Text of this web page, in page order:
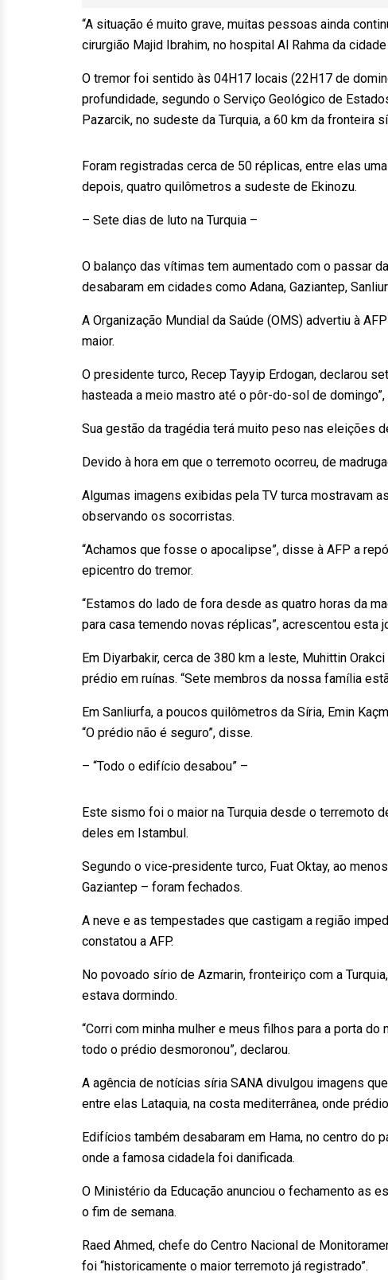
“A situação é muito grave, muitas pessoas ainda
cirurgião Majid Ibrahim, no hospital Al Rahma da
O tremor foi sentido às 04H17 locais (22H17 de
profundidade, segundo o Serviço Geológico de
Pazarcik, no sudeste da Turquia, a 60 km da fronteira
Foram registradas cerca de 50 réplicas, entre elas
depois, quatro quilômetros a sudeste de Ekinozu.
– Sete dias de luto na Turquia –
O balanço das vítimas tem aumentado com o passar
desabaram em cidades como Adana, Gaziantep,
A Organização Mundial da Saúde (OMS) advertiu à
maior.
O presidente turco, Recep Tayyip Erdogan, declarou
hasteada a meio mastro até o pôr-do-sol de
Sua gestão da tragédia terá muito peso nas eleições
Devido à hora em que o terremoto ocorreu, de
Algumas imagens exibidas pela TV turca mostravam
observando os socorristas.
“Achamos que fosse o apocalipse”, disse à AFP a
epicentro do tremor.
“Estamos do lado de fora desde as quatro horas da
para casa temendo novas réplicas”, acrescentou esta
Em Diyarbakir, cerca de 380 km a leste, Muhittin
prédio em ruínas. “Sete membros da nossa família
Em Sanliurfa, a poucos quilômetros da Síria, Emin
“O prédio não é seguro”, disse.
– “Todo o edifício desabou” –
Este sismo foi o maior na Turquia desde o terremoto
deles em Istambul.
Segundo o vice-presidente turco, Fuat Oktay, ao
Gaziantep – foram fechados.
A neve e as tempestades que castigam a região
constatou a AFP.
No povoado sírio de Azmarin, fronteiriço com a
estava dormindo.
“Corri com minha mulher e meus filhos para a porta
todo o prédio desmoronou”, declarou.
A agência de notícias síria SANA divulgou imagens
entre elas Lataquia, na costa mediterrânea, onde
Edifícios também desabaram em Hama, no centro do
onde a famosa cidadela foi danificada.
O Ministério da Educação anunciou o fechamento as
o fim de semana.
Raed Ahmed, chefe do Centro Nacional de
foi “historicamente o maior terremoto já registrado”.